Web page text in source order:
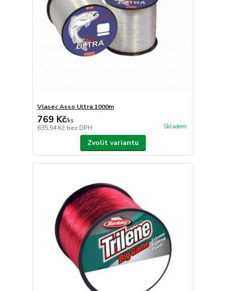
Vlasec Asso Ultra 1000m
769 Kč/ks
635,54 Kč bez DPH Skladem
Zvolit variantu